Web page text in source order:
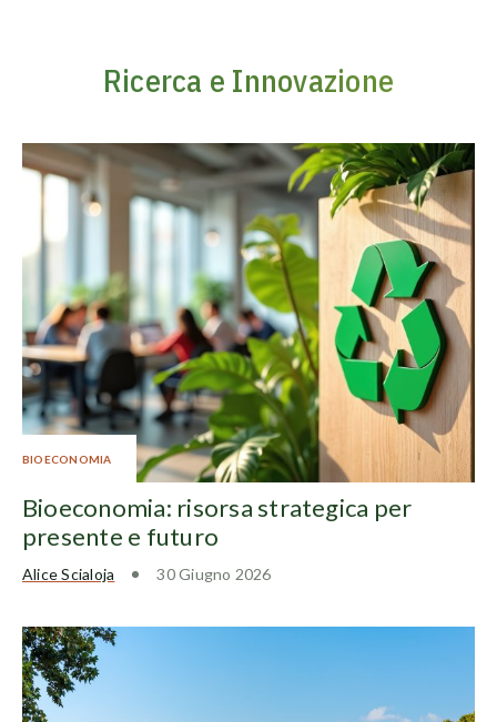
Ricerca e Innovazione
BIOECONOMIA
Bioeconomia: risorsa strategica per
presente e futuro
Alice Scialoja 30 Giugno 2026